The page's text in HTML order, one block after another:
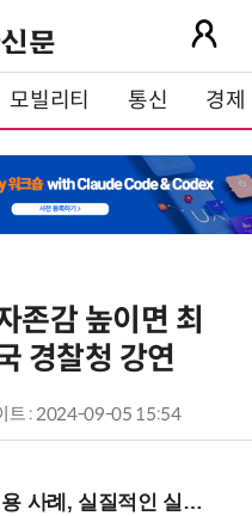
모빌리티 통신 경제
존감 높이면 최
경찰청 강연
트 : 2024-09-05 15:54
실행 전략을 공유 (9/18 양재역)